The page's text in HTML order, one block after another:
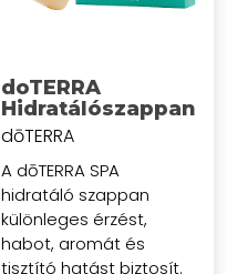
doTERRA
Hidratálószappan
dōTERRA
A dōTERRA SPA
hidratáló szappan
különleges érzést,
habot, aromát és
tisztító hatást biztosít.